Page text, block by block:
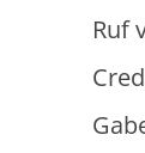
Ruf